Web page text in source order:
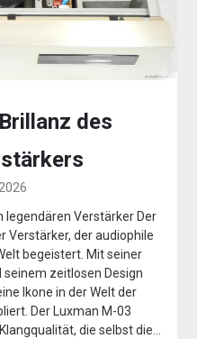
des
legendären Verstärker Der
Verstärker, der audiophile
begeistert. Mit seiner
zeitlosen Design
Ikone in der Welt der
Der Luxman M-03
die selbst die…